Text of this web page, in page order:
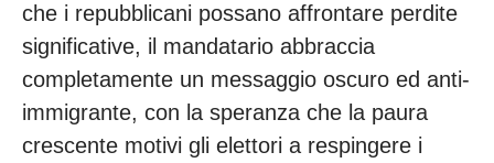
che i repubblicani possano affrontare perdite
significative, il mandatario abbraccia
completamente un messaggio oscuro ed anti-
immigrante, con la speranza che la paura
crescente motivi gli elettori a respingere i